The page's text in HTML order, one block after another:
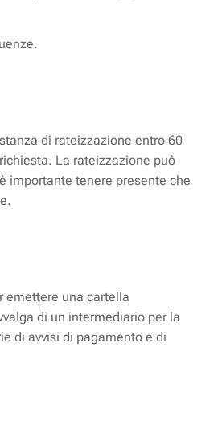
di rateizzazione entro 60
La rateizzazione può
importante tenere presente che
emettere una cartella
di un intermediario per la
di avvisi di pagamento e di